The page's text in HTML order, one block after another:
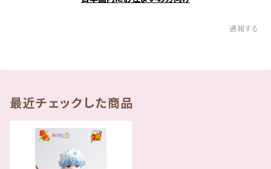
通報する
最近チェックした商品